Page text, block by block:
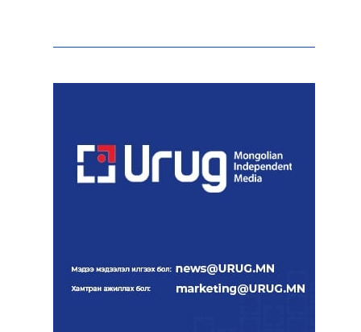
бүртгэл өмнөх оноос 1.3
хайрхны төрийн тахилгад
оролцлоо
хүргэлээ